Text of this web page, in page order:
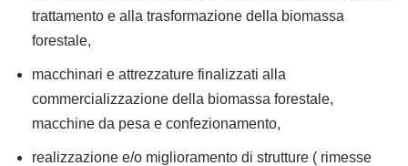
trattamento e alla trasformazione della biomassa
forestale,
macchinari e attrezzature finalizzati alla
commercializzazione della biomassa forestale,
macchine da pesa e confezionamento,
realizzazione e/o miglioramento di strutture ( rimesse